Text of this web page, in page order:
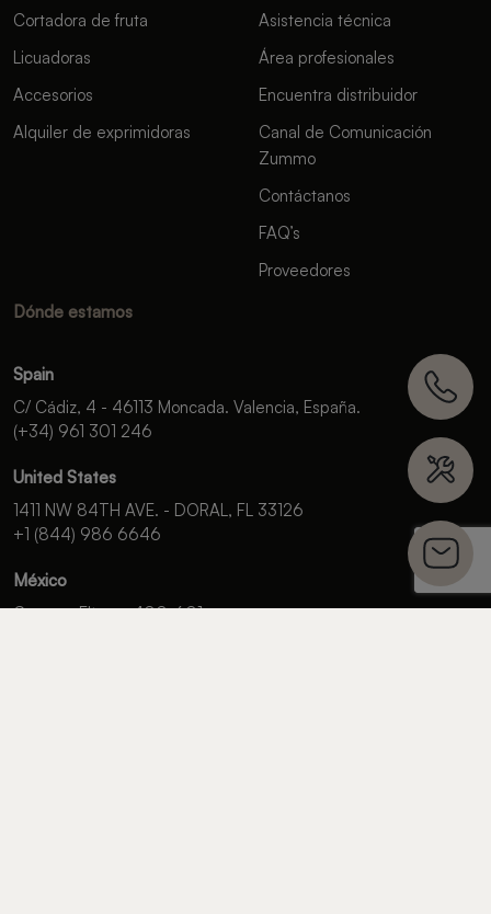
Cortadora de fruta
Licuadoras
Accesorios
Alquiler de exprimidoras
Asistencia técnica
Área profesionales
Encuentra distribuidor
Canal de Comunicación
Zummo
Contáctanos
FAQ’s
Proveedores
Dónde estamos
Spain
C/ Cádiz, 4 - 46113 Moncada. Valencia, España.
(+34) 961 301 246
United States
1411 NW 84TH AVE. - DORAL, FL 33126
+1 (844) 986 6646
México
Campos Elíseos 400-601,